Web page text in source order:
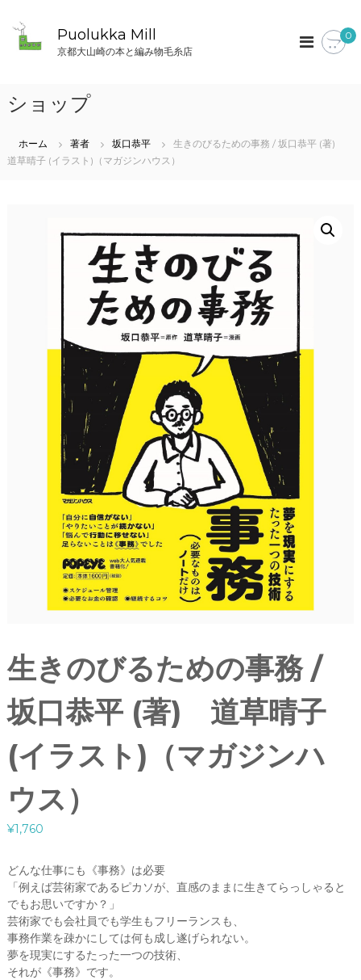
プ
Puolukka Mill
京都大山崎の本と編み物毛糸店
0
ショップ
ホーム 著者 坂口恭平
生きのびるための事務 / 坂口恭平 (著)
道草晴子 (イラスト)（マガジンハウス）
生きのびるための事務 /
坂口恭平 (著) 道草晴子
(イラスト)（マガジンハ
ウス）
¥1,760
どんな仕事にも《事務》は必要
「例えば芸術家であるピカソが、直感のままに生きてらっしゃると
でもお思いですか？」
芸術家でも会社員でも学生もフリーランスも、
事務作業を疎かにしては何も成し遂げられない。
夢を現実にするたった一つの技術、
それが《事務》です。